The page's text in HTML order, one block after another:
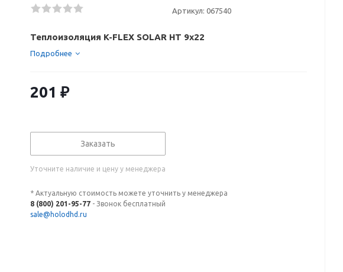
Артикул: 067540
Теплоизоляция K-FLEX SOLAR HT 9x22
Подробнее
201 ₽
Заказать
Уточните наличие и цену у менеджера
* Актуальную стоимость можете уточнить у менеджера
8 (800) 201-95-77 - Звонок бесплатный
sale@holodhd.ru